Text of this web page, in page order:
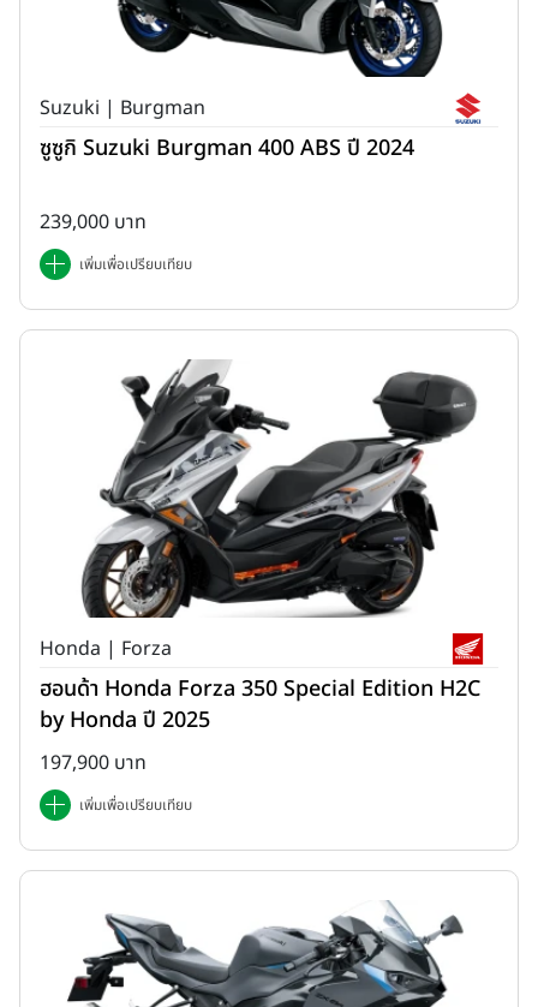
Suzuki | Burgman
ซูซูกิ Suzuki Burgman 400 ABS ปี 2024
239,000 บาท
เพิ่มเพื่อเปรียบเทียบ
Honda | Forza
ฮอนด้า Honda Forza 350 Special Edition H2C
by Honda ปี 2025
197,900 บาท
เพิ่มเพื่อเปรียบเทียบ